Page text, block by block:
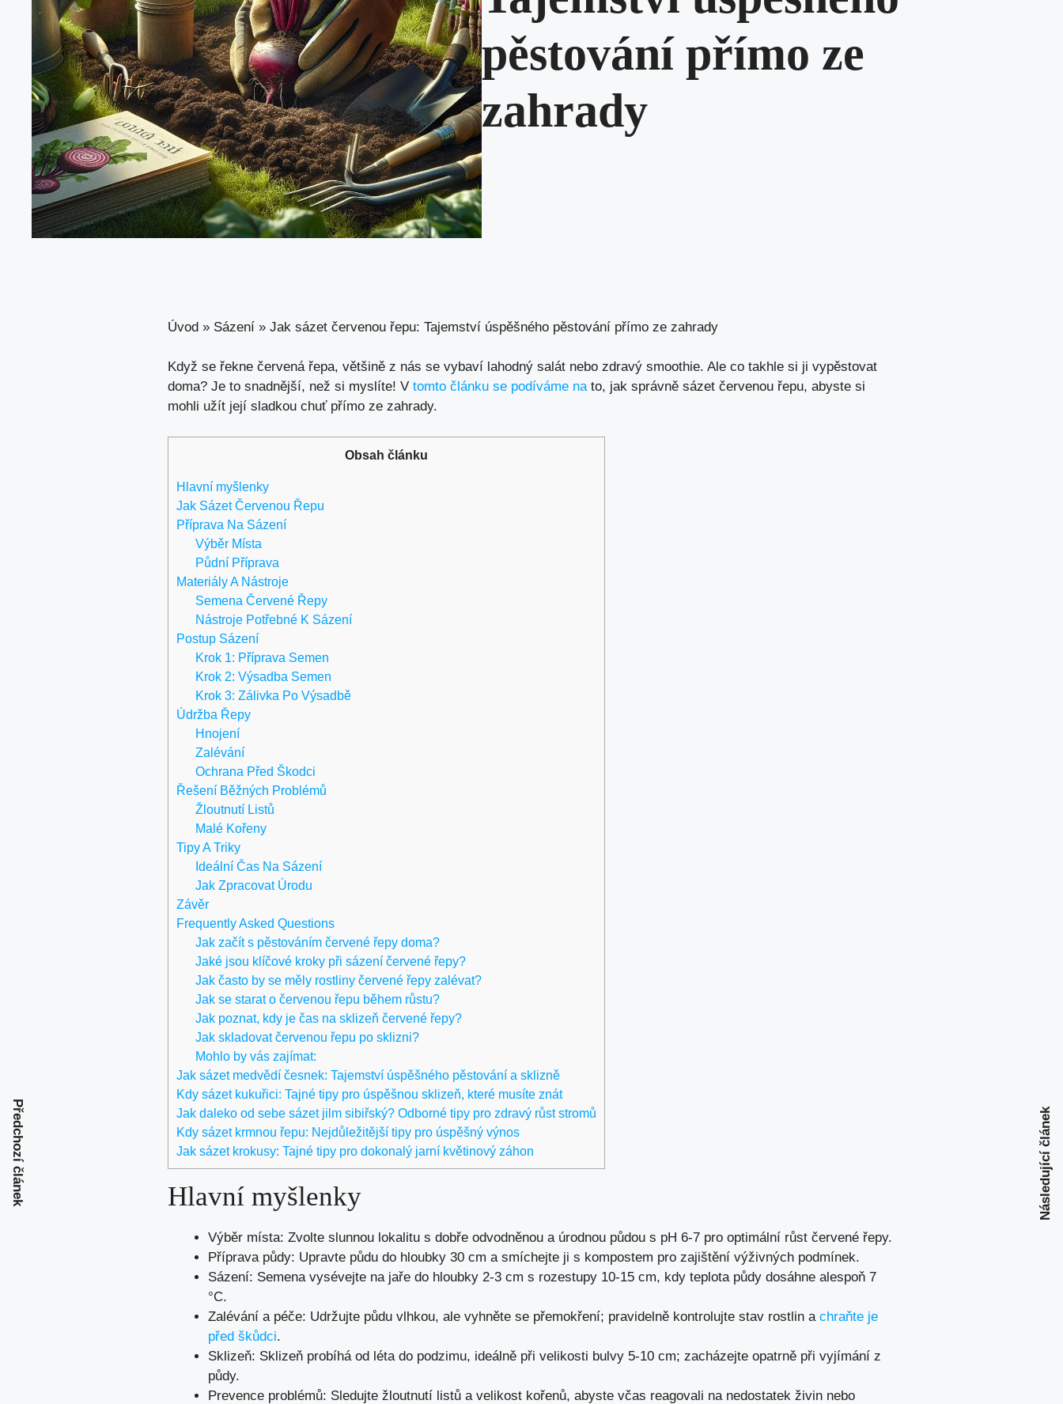
pěstování přímo ze
zahrady
Úvod » Sázení » Jak sázet červenou řepu: Tajemství úspěšného pěstování přímo ze zahrady
Když se řekne červená řepa, většině z nás se vybaví lahodný salát nebo zdravý smoothie. Ale co takhle si ji vypěstovat
doma? Je to snadnější, než si myslíte! V tomto článku se podíváme nato, jak správně sázet červenou řepu, abyste si
mohli užít její sladkou chuť přímo ze zahrady.
Obsah článku
Hlavní myšlenky
Jak Sázet Červenou Řepu
Příprava Na Sázení
Výběr Místa
Půdní Příprava
Materiály A Nástroje
Semena Červené Řepy
Nástroje Potřebné K Sázení
Postup Sázení
Krok 1: Příprava Semen
Krok 2: Výsadba Semen
Krok 3: Zálivka Po Výsadbě
Údržba Řepy
Hnojení
Zalévání
Ochrana Před Škodci
Řešení Běžných Problémů
Žloutnutí Listů
Malé Kořeny
Tipy A Triky
Ideální Čas Na Sázení
Jak Zpracovat Úrodu
Závěr
Frequently Asked Questions
Jak začít s pěstováním červené řepy doma?
Jaké jsou klíčové kroky při sázení červené řepy?
Jak často by se měly rostliny červené řepy zalévat?
Jak se starat o červenou řepu během růstu?
Jak poznat, kdy je čas na sklizeň červené řepy?
Jak skladovat červenou řepu po sklizni?
Mohlo by vás zajímat:
Jak sázet medvědí česnek: Tajemství úspěšného pěstování a sklizně
Kdy sázet kukuřici: Tajné tipy pro úspěšnou sklizeň, které musíte znát
Jak daleko od sebe sázet jilm sibiřský? Odborné tipy pro zdravý růst stromů
Kdy sázet krmnou řepu: Nejdůležitější tipy pro úspěšný výnos
Jak sázet krokusy: Tajné tipy pro dokonalý jarní květinový záhon
Hlavní myšlenky
Výběr místa: Zvolte slunnou lokalitu s dobře odvodněnou a úrodnou půdou s pH 6-7 pro optimální růst červené řepy.
Příprava půdy: Upravte půdu do hloubky 30 cm a smíchejte ji s kompostem pro zajištění výživných podmínek.
Sázení: Semena vysévejte na jaře do hloubky 2-3 cm s rozestupy 10-15 cm, kdy teplota půdy dosáhne alespoň 7
°C.
Zalévání a péče: Udržujte půdu vlhkou, ale vyhněte se přemokření; pravidelně kontrolujte stav rostlin a chraňte je
před škůdci.
Sklizeň: Sklizeň probíhá od léta do podzimu, ideálně při velikosti bulvy 5-10 cm; zacházejte opatrně při vyjímání z
půdy.
Prevence problémů: Sledujte žloutnutí listů a velikost kořenů, abyste včas reagovali na nedostatek živin nebo
Předchozí článek Následující článek